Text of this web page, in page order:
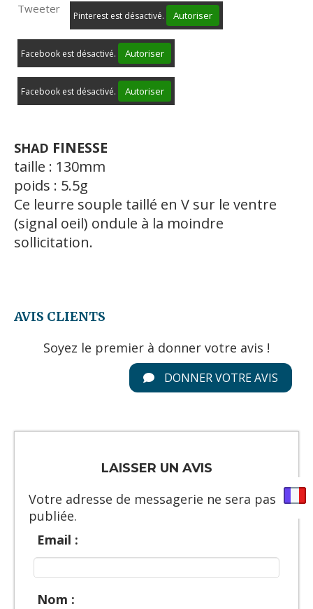
Tweeter
Pinterest est désactivé. Autoriser
Facebook est désactivé. Autoriser
Facebook est désactivé. Autoriser
SHAD FINESSE
taille : 130mm
poids : 5.5g
Ce leurre souple taillé en V sur le ventre
(signal oeil) ondule à la moindre
sollicitation.
AVIS CLIENTS
Soyez le premier à donner votre avis !
DONNER VOTRE AVIS
LAISSER UN AVIS
Votre adresse de messagerie ne sera pas
publiée.
Email :
Nom :